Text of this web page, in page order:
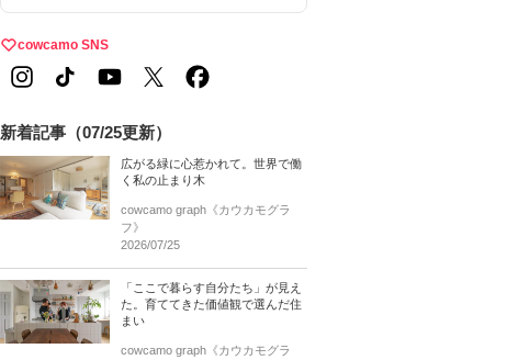
cowcamo SNS
新着記事（07/25更新）
広がる緑に心惹かれて。世界で働
く私の止まり木
cowcamo graph《カウカモグラ
フ》
2026/07/25
「ここで暮らす自分たち」が見え
た。育ててきた価値観で選んだ住
まい
cowcamo graph《カウカモグラ